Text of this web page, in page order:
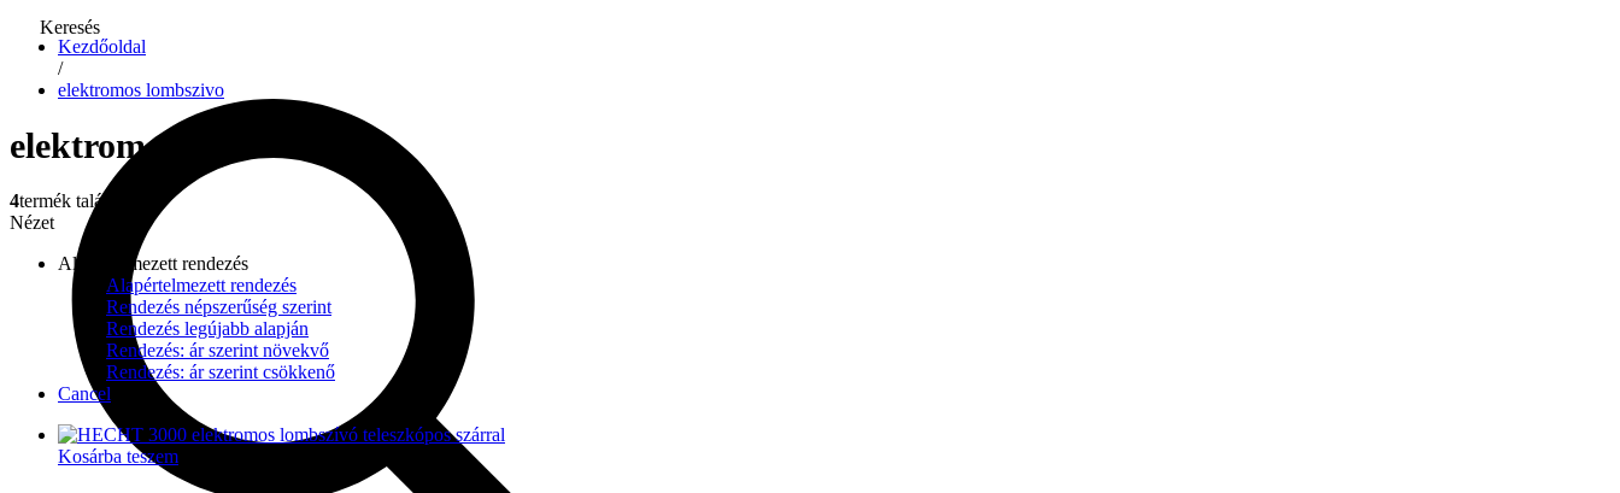
Keresés
Kezdőoldal
/
elektromos lombszivo
elektromos lombszivo
4termék található
Nézet
Alapértelmezett rendezés
Alapértelmezett rendezés
Rendezés népszerűség szerint
Rendezés legújabb alapján
Rendezés: ár szerint növekvő
Rendezés: ár szerint csökkenő
Cancel
Kosárba teszem